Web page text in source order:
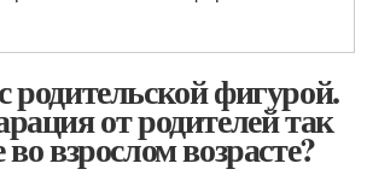
родительской фигурой.
от родителей так
взрослом возрасте?